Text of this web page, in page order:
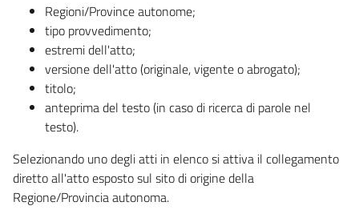
Regioni/Province autonome;
tipo provvedimento;
estremi dell'atto;
versione dell'atto (originale, vigente o abrogato);
titolo;
anteprima del testo (in caso di ricerca di parole nel
testo).
Selezionando uno degli atti in elenco si attiva il collegamento
diretto all'atto esposto sul sito di origine della
Regione/Provincia autonoma.